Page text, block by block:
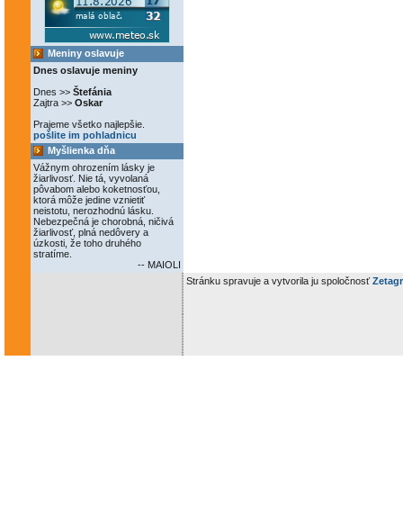
Meniny oslavuje
Dnes oslavuje meniny
Dnes >> Štefánia
Zajtra >> Oskar
Prajeme všetko najlepšie.
pošlite im pohladnicu
Myšlienka dňa
Vážnym ohrozením lásky je
žiarlivosť. Nie tá, vyvolaná
pôvabom alebo koketnosťou,
ktorá môže jedine vznietiť
neistotu, nerozhodnú lásku.
Nebezpečná je chorobná, ničivá
žiarlivosť, plná nedôvery a
úzkosti, že toho druhého
stratíme.
-- MAIOLI
Stránku spravuje a vytvorila ju spoločnosť